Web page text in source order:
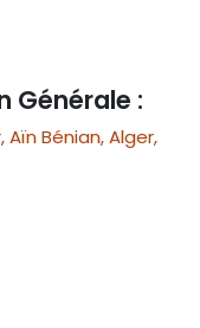
Générale :
Bénian, Alger,